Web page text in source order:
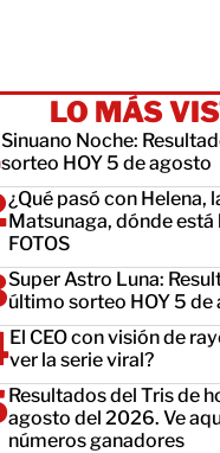
LO MÁS
Sinuano Noche:
sorteo HOY 5 de agosto
¿Qué pasó con Helena,
Matsunaga, dónde está
FOTOS
Super Astro Luna:
último sorteo HOY 5 de
El CEO con visión de
ver la serie viral?
Resultados del Tris de
agosto del 2026. Ve
números ganadores